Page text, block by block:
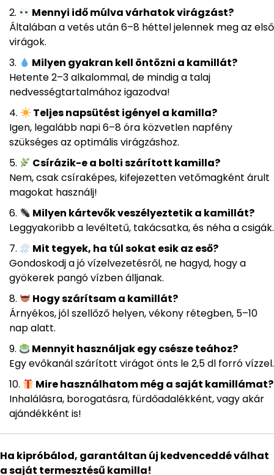
Mennyi idő múlva várhatok virágzást?
Általában a vetés után 6–8 héttel jelennek meg az első
virágok.
Milyen gyakran kell öntözni a kamillát?
Hetente 2–3 alkalommal, de mindig a talaj
nedvességtartalmához igazodva!
Teljes napsütést igényel a kamilla?
Igen, legalább napi 6–8 óra közvetlen napfény
szükséges az optimális virágzáshoz.
Csírázik-e a bolti szárított kamilla?
Nem, csak csíraképes, kifejezetten vetőmagként árult
magokat használj!
Milyen kártevők veszélyeztetik a kamillát?
Leggyakoribb a levéltetű, takácsatka, és néha a csigák.
Mit tegyek, ha túl sokat esik az eső?
Gondoskodj a jó vízelvezetésről, ne hagyd, hogy a
gyökerek pangó vízben álljanak.
Hogy szárítsam a kamillát?
Árnyékos, jól szellőző helyen, vékony rétegben, 5–10
nap alatt.
Mennyit használjak egy csésze teához?
Egy evőkanál szárított virágot önts le 2,5 dl forró vízzel.
Mire használhatom még a saját kamillámat?
Inhalálásra, borogatásra, fürdőadalékként, vagy akár
ajándékként is!
Ha kipróbálod, garantáltan új kedvenceddé válhat
a saját termesztésű kamilla!